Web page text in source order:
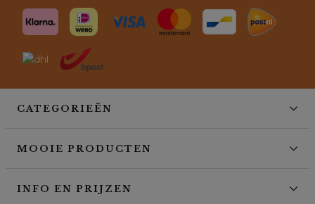
CATEGORIEËN
MOOIE PRODUCTEN
INFO EN PRIJZEN